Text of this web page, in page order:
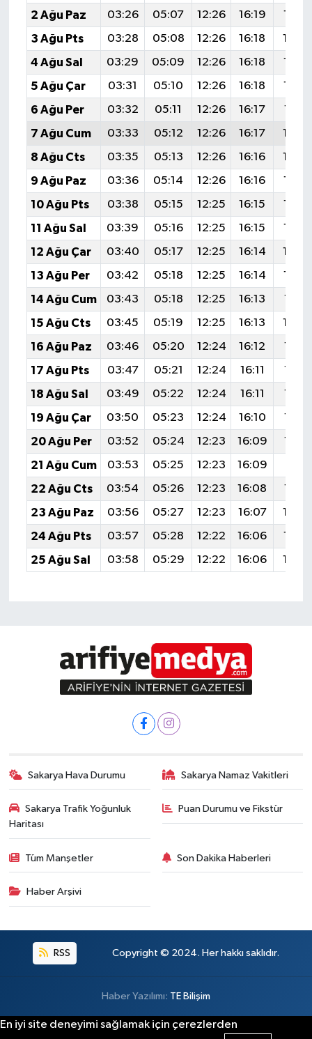
2 Ağu Paz
03:26 05:07 12:26 16:19
19:35
3 Ağu Pts
03:28 05:08 12:26 16:18
4 Ağu Sal
03:29 05:09 12:26 16:18
19:33
5 Ağu Çar
03:31 05:10 12:26 16:18
19:32
6 Ağu Per
03:32 05:11 12:26 16:17
19:31
7 Ağu Cum
03:33 05:12 12:26 16:17
8 Ağu Cts
03:35 05:13 12:26 16:16
9 Ağu Paz
03:36 05:14 12:26 16:16
19:27
10 Ağu Pts
03:38 05:15 12:25 16:15
19:26
11 Ağu Sal
03:39 05:16 12:25 16:15
19:25
12 Ağu Çar
03:40 05:17 12:25 16:14
13 Ağu Per
03:42 05:18 12:25 16:14
19:22
14 Ağu Cum
03:43 05:18 12:25 16:13
19:21
15 Ağu Cts
03:45 05:19 12:25 16:13
16 Ağu Paz
03:46 05:20 12:24 16:12
19:18
17 Ağu Pts
03:47 05:21 12:24 16:11
19:17
18 Ağu Sal
03:49 05:22 12:24 16:11
19:16
19 Ağu Çar
03:50 05:23 12:24 16:10
19:14
20 Ağu Per
03:52 05:24 12:23 16:09
19:13
21 Ağu Cum
03:53 05:25 12:23 16:09
22 Ağu Cts
03:54 05:26 12:23 16:08
19:10
23 Ağu Paz
03:56 05:27 12:23 16:07
24 Ağu Pts
03:57 05:28 12:22 16:06
19:07
25 Ağu Sal
03:58 05:29 12:22 16:06
Sakarya Hava Durumu Sakarya Namaz Vakitleri
Sakarya Trafik Yoğunluk
Haritası
Puan Durumu ve Fikstür
Tüm Manşetler Son Dakika Haberleri
Haber Arşivi
RSS Copyright © 2024. Her hakkı saklıdır.
Haber Yazılımı: TE Bilişim
En iyi site deneyimi sağlamak için çerezlerden